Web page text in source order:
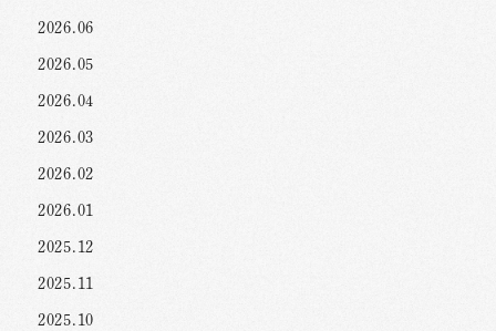
2026.06
2026.05
2026.04
2026.03
2026.02
2026.01
2025.12
2025.11
2025.10